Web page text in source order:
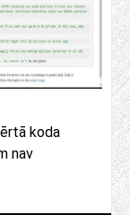
koda
nav